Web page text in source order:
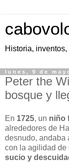
Historia,
lunes, 9 de
Peter the
bosque y
En 1725, un niño
alrededores de
desnudo, andaba
con la agilidad de
sucio y